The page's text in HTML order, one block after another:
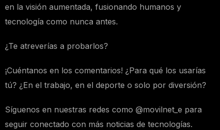
en la visión aumentada, fusionando humanos y
tecnología como nunca antes.
¿Te atreverías a probarlos?
¡Cuéntanos en los comentarios! ¿Para qué los usarías
tú? ¿En el trabajo, en el deporte o solo por diversión?
Síguenos en nuestras redes como @movilnet_e para
seguir conectado con más noticias de tecnologías.